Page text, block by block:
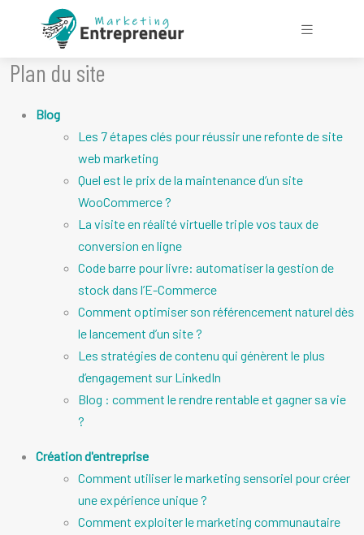
Plan du site
Blog
Les 7 étapes clés pour réussir une refonte de site
web marketing
Quel est le prix de la maintenance d’un site
WooCommerce ?
La visite en réalité virtuelle triple vos taux de
conversion en ligne
Code barre pour livre: automatiser la gestion de
stock dans l’E-Commerce
Comment optimiser son référencement naturel dès
le lancement d’un site ?
Les stratégies de contenu qui génèrent le plus
d’engagement sur LinkedIn
Blog : comment le rendre rentable et gagner sa vie
?
Création d'entreprise
Comment utiliser le marketing sensoriel pour créer
une expérience unique ?
Comment exploiter le marketing communautaire